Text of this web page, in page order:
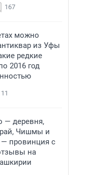
167
можно
из Уфы
редкие
2016 год
11
— деревня,
Чишмы и
провинция с
на